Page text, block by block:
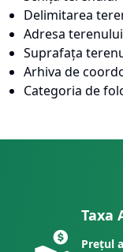
Delimitarea
Adresa terenului
Suprafața
Arhiva de
Categoria de
Taxa
Prețul